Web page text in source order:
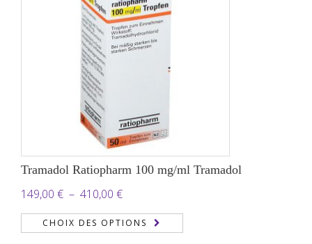
Tramadol Ratiopharm 100 mg/ml Tramadol
149,00 € – 410,00 €Plage
de
prix :
CHOIX DES OPTIONS